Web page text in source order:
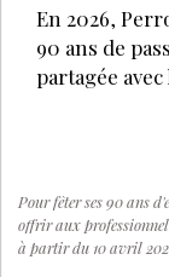
En 2026,
90 ans de
partagée
Pour fêter ses 90 ans
offrir aux
à partir du 10 avril